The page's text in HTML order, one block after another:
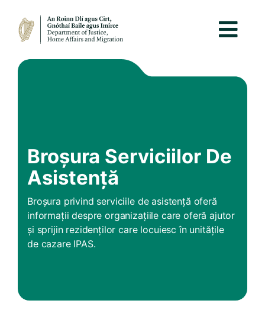
Broșura Serviciilor De
Asistență
Broșura privind serviciile de asistență oferă
informații despre organizațiile care oferă ajutor
și sprijin rezidenților care locuiesc în unitățile
de cazare IPAS.